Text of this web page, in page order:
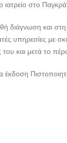
ιατρείο στο
διάγνωση και στη
υπηρεσίες με
και μετά το